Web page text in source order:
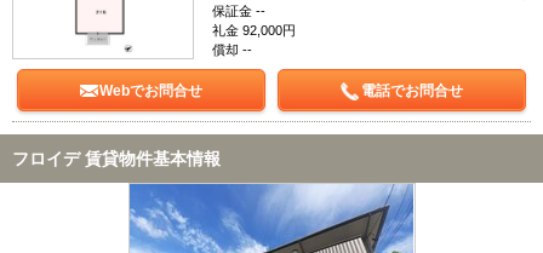
保証金 --
礼金 92,000円
償却 --
Webでお問合せ 電話でお問合せ
フロイデ 賃貸物件基本情報